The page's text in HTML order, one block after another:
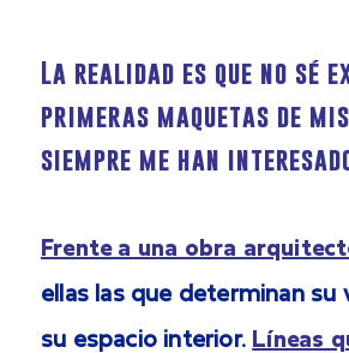
La realidad es que no sé
primeras maquetas de
siempre me han
Frente a una obra
ellas las que determinan
su espacio interior. Líneas